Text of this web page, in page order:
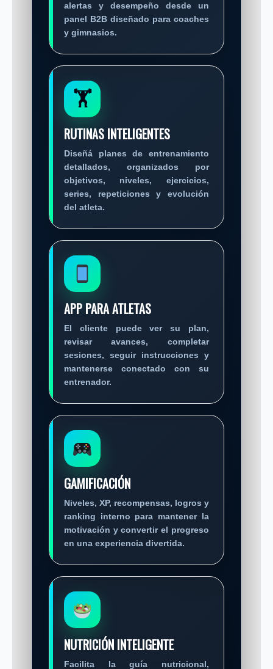
alertas y desempeño desde un
panel B2B diseñado para coaches
y gimnasios.
🏋️
RUTINAS INTELIGENTES
Diseñá planes de entrenamiento
detallados, organizados por
objetivos, niveles, ejercicios,
series, repeticiones y evolución
del atleta.
APP PARA ATLETAS
El cliente puede ver su plan,
revisar avances, completar
sesiones, seguir instrucciones y
mantenerse conectado con su
entrenador.
GAMIFICACIÓN
Niveles, XP, recompensas, logros y
ranking interno para mantener la
motivación y convertir el progreso
en una experiencia divertida.
NUTRICIÓN INTELIGENTE
Facilita la guía nutricional,